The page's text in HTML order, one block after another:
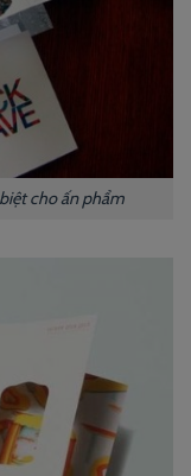
cho ấn phẩm